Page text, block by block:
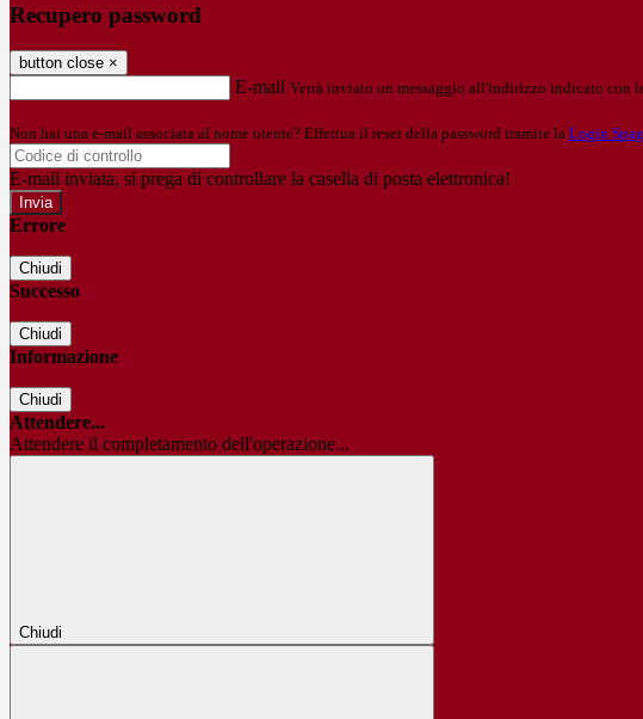
Recupero password
button close ×
E-mail Verrà inviato un messaggio all'indirizzo indicato con
Non hai una e-mail associata al nome utente? Effettua il reset della password tramite la Login
E-mail inviata, si prega di controllare la casella di posta elettronica!
Errore
Chiudi
Successo
Chiudi
Informazione
Chiudi
Attendere...
Attendere il completamento dell'operazione...
Chiudi